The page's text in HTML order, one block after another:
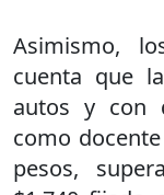
Asimismo,
cuenta que
autos y con
como
pesos,